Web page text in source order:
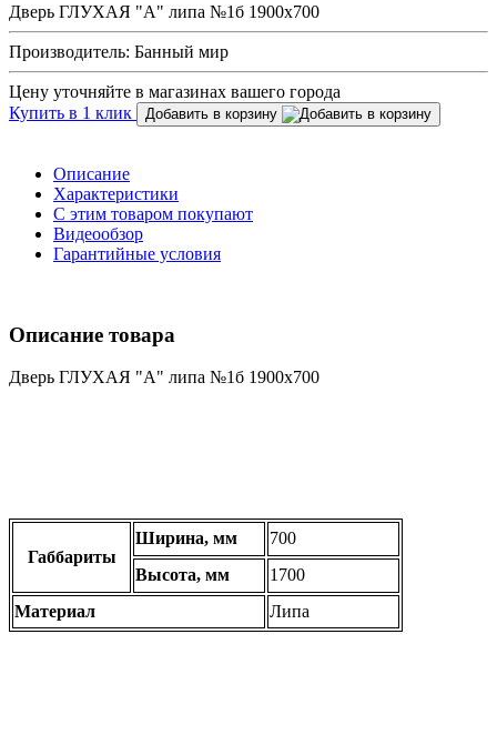
Дверь ГЛУХАЯ "А" липа №1б 1900х700
Производитель: Банный мир
Цену уточняйте в магазинах вашего города
Купить в 1 клик
Добавить в корзину
Описание
Характеристики
С этим товаром покупают
Видеообзор
Гарантийные условия
Описание товара
Дверь ГЛУХАЯ "А" липа №1б 1900х700
Габбариты
Ширина, мм
700
Высота, мм
1700
Материал
Липа